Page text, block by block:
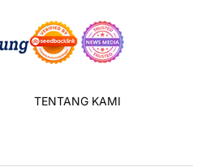
TENTANG KAMI